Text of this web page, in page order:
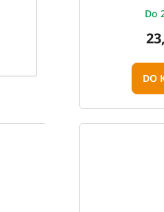
Do
DO